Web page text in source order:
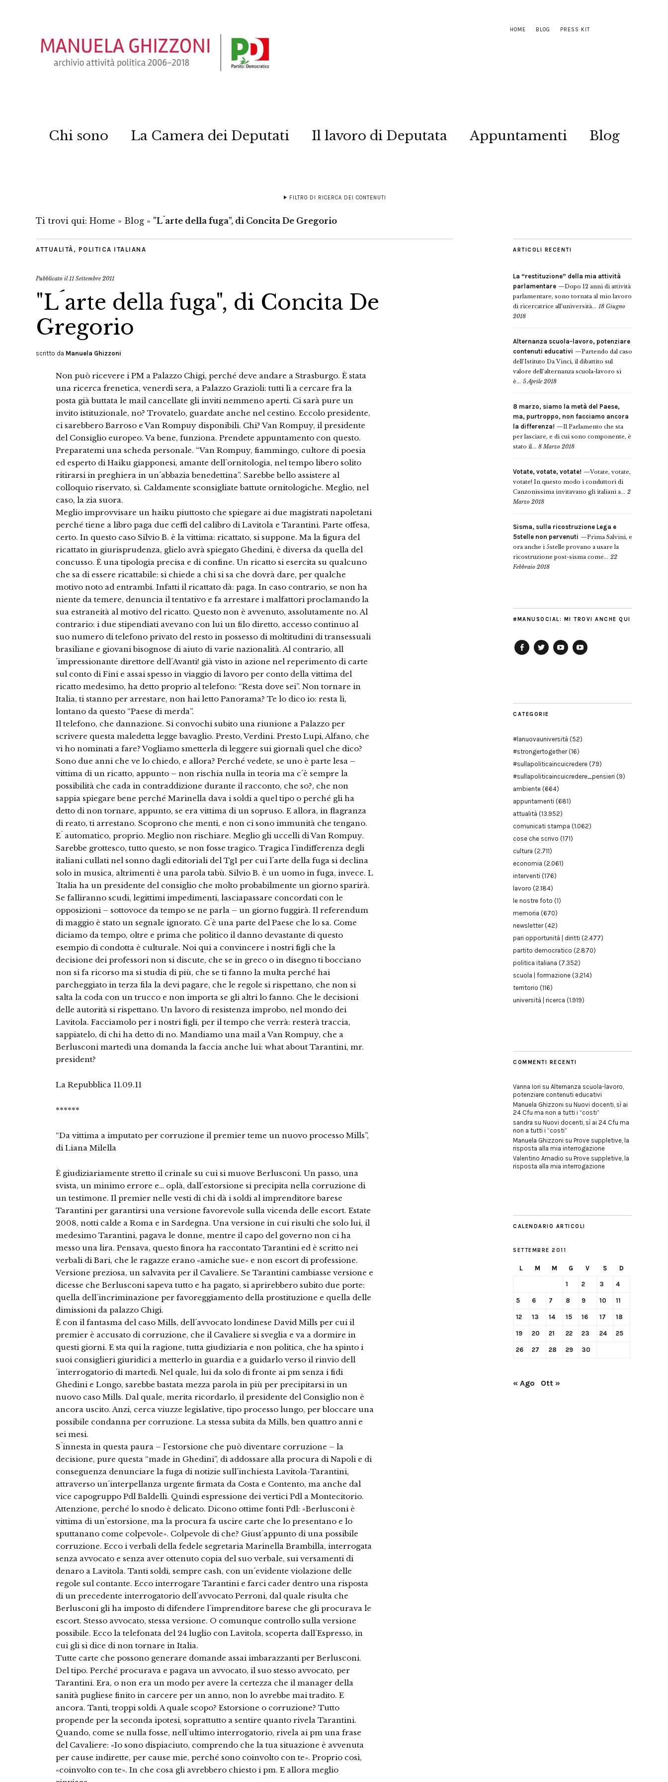
HOME BLOG PRESS KIT
Chi sono La Camera dei Deputati Il lavoro di Deputata Appuntamenti Blog
FILTRO DI RICERCA DEI CONTENUTI
Ti trovi qui: Home » Blog » "L´arte della fuga", di Concita De Gregorio
ATTUALITÀ , POLITICA ITALIANA
Pubblicato il11 Settembre 2011
"L´arte della fuga", di Concita De
Gregorio
scritto da Manuela Ghizzoni
Non può ricevere i PM a Palazzo Chigi, perché deve andare a Strasburgo. È stata
una ricerca frenetica, venerdì sera, a Palazzo Grazioli: tutti lì a cercare fra la
posta già buttata le mail cancellate gli inviti nemmeno aperti. Ci sarà pure un
invito istituzionale, no? Trovatelo, guardate anche nel cestino. Eccolo presidente,
ci sarebbero Barroso e Van Rompuy disponibili. Chi? Van Rompuy, il presidente
del Consiglio europeo. Va bene, funziona. Prendete appuntamento con questo.
Preparatemi una scheda personale. “Van Rompuy, fiammingo, cultore di poesia
ed esperto di Haiku giapponesi, amante dell´ornitologia, nel tempo libero solito
ritirarsi in preghiera in un´abbazia benedettina”. Sarebbe bello assistere al
colloquio riservato, sì. Caldamente sconsigliate battute ornitologiche. Meglio, nel
caso, la zia suora.
Meglio improvvisare un haiku piuttosto che spiegare ai due magistrati napoletani
perché tiene a libro paga due ceffi del calibro di Lavitola e Tarantini. Parte offesa,
certo. In questo caso Silvio B. è la vittima: ricattato, si suppone. Ma la figura del
ricattato in giurisprudenza, glielo avrà spiegato Ghedini, è diversa da quella del
concusso. È una tipologia precisa e di confine. Un ricatto si esercita su qualcuno
che sa di essere ricattabile: si chiede a chi si sa che dovrà dare, per qualche
motivo noto ad entrambi. Infatti il ricattato dà: paga. In caso contrario, se non ha
niente da temere, denuncia il tentativo e fa arrestare i malfattori proclamando la
sua estraneità al motivo del ricatto. Questo non è avvenuto, assolutamente no. Al
contrario: i due stipendiati avevano con lui un filo diretto, accesso continuo al
suo numero di telefono privato del resto in possesso di moltitudini di transessuali
brasiliane e giovani bisognose di aiuto di varie nazionalità. Al contrario, all
´impressionante direttore dell´Avanti! già visto in azione nel reperimento di carte
sul conto di Fini e assai spesso in viaggio di lavoro per conto della vittima del
ricatto medesimo, ha detto proprio al telefono: “Resta dove sei”. Non tornare in
Italia, ti stanno per arrestare, non hai letto Panorama? Te lo dico io: resta lì,
lontano da questo “Paese di merda”.
Il telefono, che dannazione. Si convochi subito una riunione a Palazzo per
scrivere questa maledetta legge bavaglio. Presto, Verdini. Presto Lupi, Alfano, che
vi ho nominati a fare? Vogliamo smetterla di leggere sui giornali quel che dico?
Sono due anni che ve lo chiedo, e allora? Perché vedete, se uno è parte lesa –
vittima di un ricatto, appunto – non rischia nulla in teoria ma c´è sempre la
possibilità che cada in contraddizione durante il racconto, che so?, che non
sappia spiegare bene perché Marinella dava i soldi a quel tipo o perché gli ha
detto di non tornare, appunto, se era vittima di un sopruso. E allora, in flagranza
di reato, ti arrestano. Scoprono che menti, e non ci sono immunità che tengano.
E´ automatico, proprio. Meglio non rischiare. Meglio gli uccelli di Van Rompuy.
Sarebbe grottesco, tutto questo, se non fosse tragico. Tragica l´indifferenza degli
italiani cullati nel sonno dagli editoriali del Tg1 per cui l´arte della fuga si declina
solo in musica, altrimenti è una parola tabù. Silvio B. è un uomo in fuga, invece. L
´Italia ha un presidente del consiglio che molto probabilmente un giorno sparirà.
Se falliranno scudi, legittimi impedimenti, lasciapassare concordati con le
opposizioni – sottovoce da tempo se ne parla – un giorno fuggirà. Il referendum
di maggio è stato un segnale ignorato. C´è una parte del Paese che lo sa. Come
diciamo da tempo, oltre e prima che politico il danno devastante di questo
esempio di condotta è culturale. Noi qui a convincere i nostri figli che la
decisione dei professori non si discute, che se in greco o in disegno ti bocciano
non si fa ricorso ma si studia di più, che se ti fanno la multa perché hai
parcheggiato in terza fila la devi pagare, che le regole si rispettano, che non si
salta la coda con un trucco e non importa se gli altri lo fanno. Che le decisioni
delle autorità si rispettano. Un lavoro di resistenza improbo, nel mondo dei
Lavitola. Facciamolo per i nostri figli, per il tempo che verrà: resterà traccia,
sappiatelo, di chi ha detto di no. Mandiamo una mail a Van Rompuy, che a
Berlusconi martedì una domanda la faccia anche lui: what about Tarantini, mr.
president?
La Repubblica 11.09.11
******
“Da vittima a imputato per corruzione il premier teme un nuovo processo Mills”,
di Liana Milella
È giudiziariamente stretto il crinale su cui si muove Berlusconi. Un passo, una
svista, un minimo errore e… oplà, dall´estorsione si precipita nella corruzione di
un testimone. Il premier nelle vesti di chi dà i soldi al imprenditore barese
Tarantini per garantirsi una versione favorevole sulla vicenda delle escort. Estate
2008, notti calde a Roma e in Sardegna. Una versione in cui risulti che solo lui, il
medesimo Tarantini, pagava le donne, mentre il capo del governo non ci ha
messo una lira. Pensava, questo finora ha raccontato Tarantini ed è scritto nei
verbali di Bari, che le ragazze erano «amiche sue» e non escort di professione.
Versione preziosa, un salvavita per il Cavaliere. Se Tarantini cambiasse versione e
dicesse che Berlusconi sapeva tutto e ha pagato, si aprirebbero subito due porte:
quella dell´incriminazione per favoreggiamento della prostituzione e quella delle
dimissioni da palazzo Chigi.
È con il fantasma del caso Mills, dell´avvocato londinese David Mills per cui il
premier è accusato di corruzione, che il Cavaliere si sveglia e va a dormire in
questi giorni. E sta qui la ragione, tutta giudiziaria e non politica, che ha spinto i
suoi consiglieri giuridici a metterlo in guardia e a guidarlo verso il rinvio dell
´interrogatorio di martedì. Nel quale, lui da solo di fronte ai pm senza i fidi
Ghedini e Longo, sarebbe bastata mezza parola in più per precipitarsi in un
nuovo caso Mills. Dal quale, merita ricordarlo, il presidente del Consiglio non è
ancora uscito. Anzi, cerca viuzze legislative, tipo processo lungo, per bloccare una
possibile condanna per corruzione. La stessa subita da Mills, ben quattro anni e
sei mesi.
S´innesta in questa paura – l´estorsione che può diventare corruzione – la
decisione, pure questa “made in Ghedini”, di addossare alla procura di Napoli e di
conseguenza denunciare la fuga di notizie sull´inchiesta Lavitola-Tarantini,
attraverso un´interpellanza urgente firmata da Costa e Contento, ma anche dal
vice capogruppo Pdl Baldelli. Quindi espressione dei vertici Pdl a Montecitorio.
Attenzione, perché lo snodo è delicato. Dicono ottime fonti Pdl: «Berlusconi è
vittima di un´estorsione, ma la procura fa uscire carte che lo presentano e lo
sputtanano come colpevole». Colpevole di che? Giust´appunto di una possibile
corruzione. Ecco i verbali della fedele segretaria Marinella Brambilla, interrogata
senza avvocato e senza aver ottenuto copia del suo verbale, sui versamenti di
denaro a Lavitola. Tanti soldi, sempre cash, con un´evidente violazione delle
regole sul contante. Ecco interrogare Tarantini e farci cader dentro una risposta
di un precedente interrogatorio dell´avvocato Perroni, dal quale risulta che
Berlusconi gli ha imposto di difendere l´imprenditore barese che gli procurava le
escort. Stesso avvocato, stessa versione. O comunque controllo sulla versione
possibile. Ecco la telefonata del 24 luglio con Lavitola, scoperta dall´Espresso, in
cui gli si dice di non tornare in Italia.
Tutte carte che possono generare domande assai imbarazzanti per Berlusconi.
Del tipo. Perché procurava e pagava un avvocato, il suo stesso avvocato, per
Tarantini. Era, o non era un modo per avere la certezza che il manager della
sanità pugliese finito in carcere per un anno, non lo avrebbe mai tradito. E
ancora. Tanti, troppi soldi. A quale scopo? Estorsione o corruzione? Tutto
propende per la seconda ipotesi, soprattutto a sentire quanto rivela Tarantini.
Quando, come se nulla fosse, nell´ultimo interrogatorio, rivela ai pm una frase
del Cavaliere: «Io sono dispiaciuto, comprendo che la tua situazione è avvenuta
per cause indirette, per cause mie, perché sono coinvolto con te». Proprio così,
«coinvolto con te». In che cosa gli avrebbero chiesto i pm. E allora meglio
ARTICOLI RECENTI
La “restituzione” della mia attività
parlamentare
Dopo 12 anni di attività
parlamentare, sono tornata al mio lavoro
di ricercatrice all’università... 18 Giugno
2018
Alternanza scuola-lavoro, potenziare
contenuti educativi
Partendo dal caso
dell’Istituto Da Vinci, il dibattito sul
valore dell’alternanza scuola-lavoro si
è... 5 Aprile 2018
8 marzo, siamo la metà del Paese,
ma, purtroppo, non facciamo ancora
la differenza!
Il Parlamento che sta
per lasciare, e di cui sono componente, è
stato il... 8 Marzo 2018
Votate, votate, votate!
Votate, votate,
votate! In questo modo i conduttori di
Canzonissima invitavano gli italiani a... 2
Marzo 2018
Sisma, sulla ricostruzione Lega e
5stelle non pervenuti
Prima Salvini, e
ora anche i 5stelle provano a usare la
ricostruzione post-sisma come... 22
Febbraio 2018
#MANUSOCIAL: MI TROVI ANCHE QUI
CATEGORIE
#lanuovauniversità (52)
#strongertogether(16)
#sullapoliticaincuicredere (79)
#sullapoliticaincuicredere_pensieri (9)
ambiente (664)
appuntamenti (681)
attualità (13.952)
comunicati stampa (1.062)
cose che scrivo (171)
cultura (2.711)
economia (2.061)
interventi (176)
lavoro (2.184)
le nostre foto (1)
memoria (670)
newsletter(42)
pari opportunità | diritti (2.477)
partito democratico (2.870)
politica italiana (7.352)
scuola | formazione (3.214)
territorio (116)
università | ricerca (1.919)
COMMENTI RECENTI
Vanna Iori su Alternanza scuola-lavoro,
potenziare contenuti educativi
Manuela Ghizzoni su Nuovi docenti, sì ai
24 Cfu ma non a tutti i “costi”
sandra su Nuovi docenti, sì ai 24 Cfu ma
non a tutti i “costi”
Manuela Ghizzoni su Prove suppletive, la
risposta alla mia interrogazione
Valentino Amadio su Prove suppletive, la
risposta alla mia interrogazione
CALENDARIO ARTICOLI
SETTEMBRE 2011
L M M G V S D
1 2 3 4
5 6 7 8 9 10 11
12 13 14 15 16 17 18
19 20 21 22 23 24 25
26 27 28 29 30
« Ago Ott »